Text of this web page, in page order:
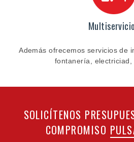
Además ofrecemos servicios de
fontanería, electriciad,
SOLICÍTENOS
COMPROMISO